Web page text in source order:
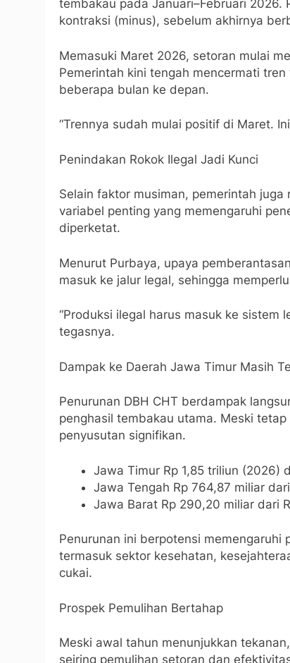
tembakau pada Januari–Februari
kontraksi (minus), sebelum akhirnya
Memasuki Maret 2026, setoran mulai
Pemerintah kini tengah mencermati
beberapa bulan ke depan.
“Trennya sudah mulai positif di Maret.
Penindakan Rokok Ilegal Jadi Kunci
Selain faktor musiman, pemerintah
variabel penting yang memengaruhi
diperketat.
Menurut Purbaya, upaya
masuk ke jalur legal, sehingga
“Produksi ilegal harus masuk ke sistem
tegasnya.
Dampak ke Daerah Jawa Timur Masih
Penurunan DBH CHT berdampak
penghasil tembakau utama. Meski
penyusutan signifikan.
Jawa Timur Rp 1,85 triliun (2026)
Jawa Tengah Rp 764,87 miliar
Jawa Barat Rp 290,20 miliar dari
Penurunan ini berpotensi memengaruhi
termasuk sektor kesehatan,
cukai.
Prospek Pemulihan Bertahap
Meski awal tahun menunjukkan
seiring pemulihan setoran dan